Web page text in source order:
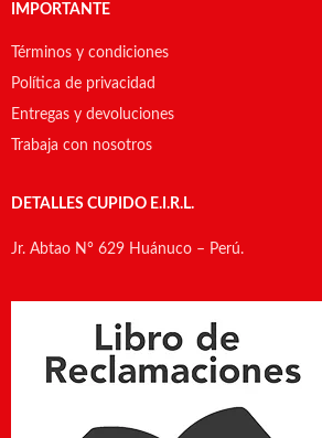
IMPORTANTE
Términos y condiciones
Política de privacidad
Entregas y devoluciones
Trabaja con nosotros
DETALLES CUPIDO E.I.R.L.
Jr. Abtao N° 629 Huánuco – Perú.